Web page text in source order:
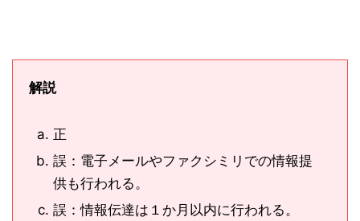
解説
正
誤：電子メールやファクシミリでの情報提
供も行われる。
誤：情報伝達は１か月以内に行われる。